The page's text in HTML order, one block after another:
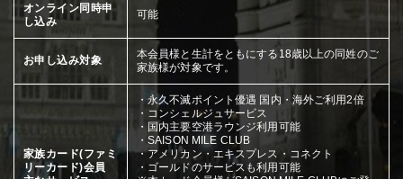
オンライン同時申
し込み
可能
お申し込み対象
本会員様と生計をともにする18歳以上の同姓のご
家族様が対象です。
家族カード(ファミ
リーカード)会員
・永久不滅ポイント優遇 国内・海外ご利用2倍
・コンシェルジュサービス
・国内主要空港ラウンジ利用可能
・SAISON MILE CLUB
・アメリカン・エキスプレス・コネクト
・ゴールドのサービスも利用可能